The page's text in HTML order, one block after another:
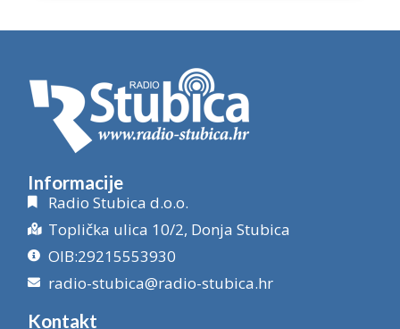
Informacije
Radio Stubica d.o.o.
Toplička ulica 10/2, Donja Stubica
OIB:29215553930
radio-stubica@radio-stubica.hr
Kontakt